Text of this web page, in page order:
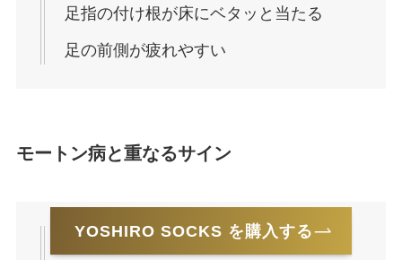
足指の付け根が床にベタッと当たる
足の前側が疲れやすい
モートン病と重なるサイン
第3〜4趾の間が痛い・しびれる
YOSHIRO SOCKS を購入する